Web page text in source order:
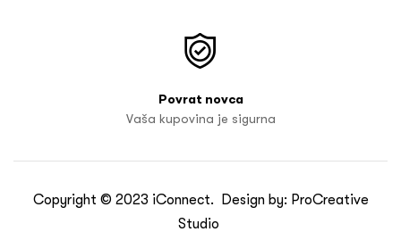
Povrat novca
Vaša kupovina je sigurna
Copyright © 2023 iConnect. Design by: ProCreative
Studio